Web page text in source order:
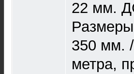
22 мм.
350 мм.
метра,